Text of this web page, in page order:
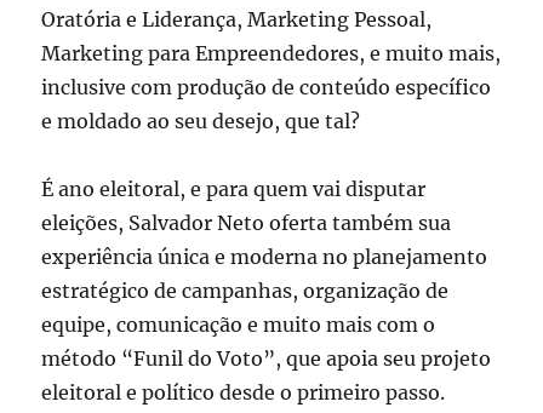
Oratória e Liderança, Marketing Pessoal,
Marketing para Empreendedores, e muito mais,
inclusive com produção de conteúdo específico
e moldado ao seu desejo, que tal?
É ano eleitoral, e para quem vai disputar
eleições, Salvador Neto oferta também sua
experiência única e moderna no planejamento
estratégico de campanhas, organização de
equipe, comunicação e muito mais com o
método “Funil do Voto”, que apoia seu projeto
eleitoral e político desde o primeiro passo.